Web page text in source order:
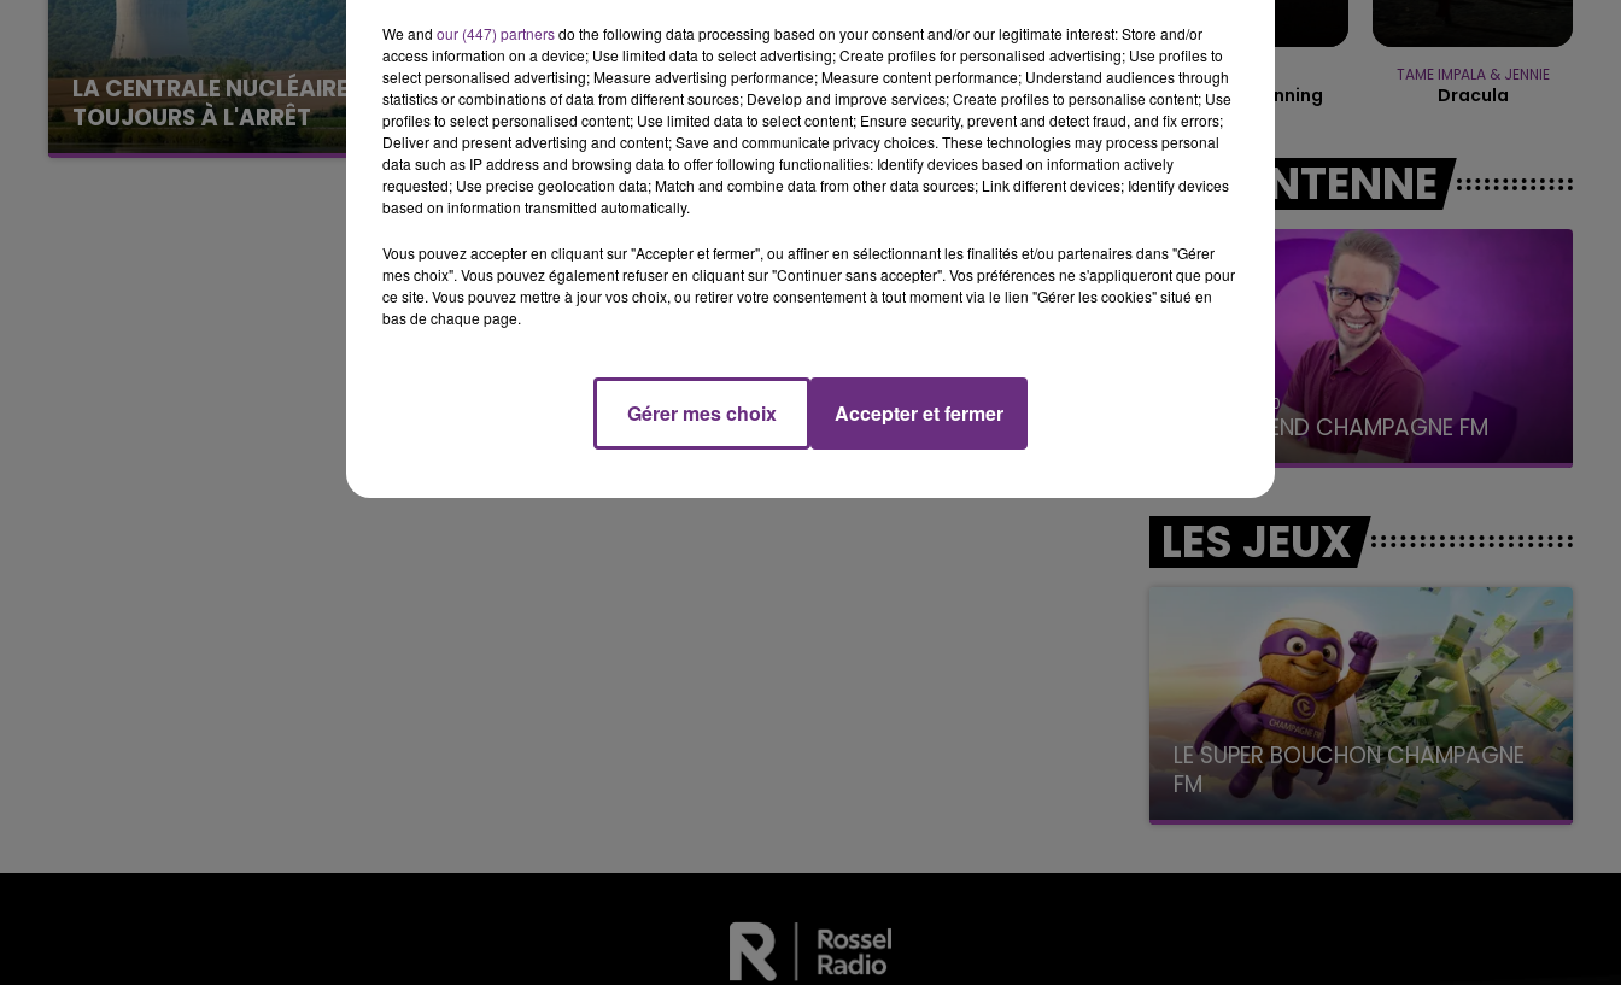
LA CENTRALE NUCLÉAIRE DE CHOOZ
TOUJOURS À L'ARRÊT
Cela fait déjà une semaine que la centrale
nucléaire ardennaise est à l'arrêt. Une situation
justifiée par la sécheresse intense qui est
LE MAGASIN JOUÉCLUB DE REIMS FERME
SES PORTES
C'était l'une des institutions du centre-ville
rémois. Le magasin JouéClub est contraint de
fermer ses portes.
End Of Beginning
TAME IMPALA & JENNIE
Dracula
A L'ANTENNE
7h00 - 12h00
LE WEEK-END CHAMPAGNE FM
16h00 - 20h00
LE WEEK-END CHAMPAGNE FM
LES JEUX
LE SUPER BOUCHON CHAMPAGNE
FM
avec La Famille Champagne FM, à 8H10
We and our (447) partnersdo the following data processing based on your consent and/or our legitimate interest: Store and/or
access information on a device; Use limited data to select advertising; Create profiles for personalised advertising; Use profiles to
select personalised advertising; Measure advertising performance; Measure content performance; Understand audiences through
statistics or combinations of data from different sources; Develop and improve services; Create profiles to personalise content; Use
profiles to select personalised content; Use limited data to select content; Ensure security, prevent and detect fraud, and fix errors;
Deliver and present advertising and content; Save and communicate privacy choices. These technologies may process personal
data such as IP address and browsing data to offer following functionalities: Identify devices based on information actively
requested; Use precise geolocation data; Match and combine data from other data sources; Link different devices; Identify devices
based on information transmitted automatically.
Vous pouvez accepter en cliquant sur "Accepter et fermer", ou affiner en sélectionnant les finalités et/ou partenaires dans "Gérer
mes choix". Vous pouvez également refuser en cliquant sur "Continuer sans accepter". Vos préférences ne s'appliqueront que pour
ce site. Vous pouvez mettre à jour vos choix, ou retirer votre consentement à tout moment via le lien "Gérer les cookies" situé en
bas de chaque page.
Gérer mes choix Accepter et fermer